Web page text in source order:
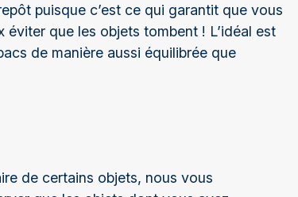
puisque c’est ce qui garantit que vous
que les objets tombent ! L’idéal est
de manière aussi équilibrée que
de certains objets, nous vous